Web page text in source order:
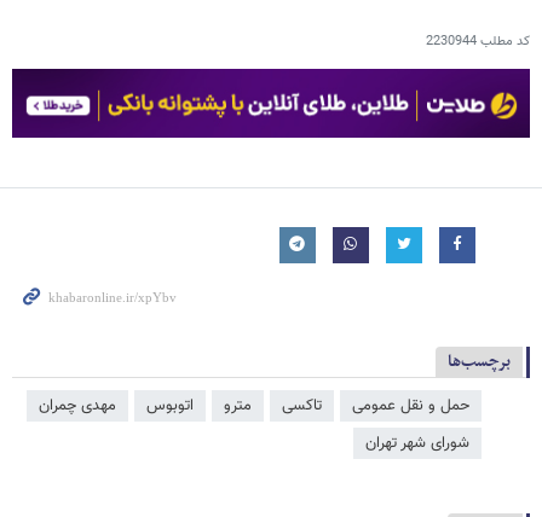
کد مطلب2230944
برچسب‌ها
حمل و نقل عمومی تاکسی مترو اتوبوس
مهدی چمران
شورای شهر تهران